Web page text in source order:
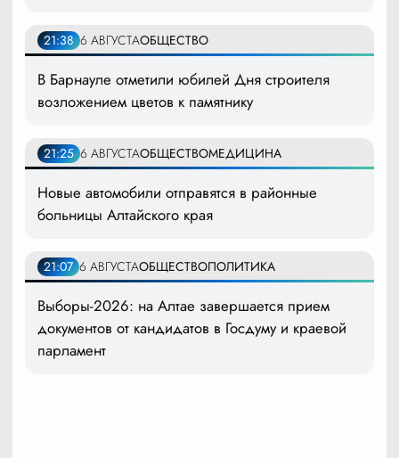
21:38 6 АВГУСТАОБЩЕСТВО
В Барнауле отметили юбилей Дня строителя
возложением цветов к памятнику
21:25 6 АВГУСТАОБЩЕСТВОМЕДИЦИНА
Новые автомобили отправятся в районные
больницы Алтайского края
21:07 6 АВГУСТАОБЩЕСТВОПОЛИТИКА
Выборы-2026: на Алтае завершается прием
документов от кандидатов в Госдуму и краевой
парламент